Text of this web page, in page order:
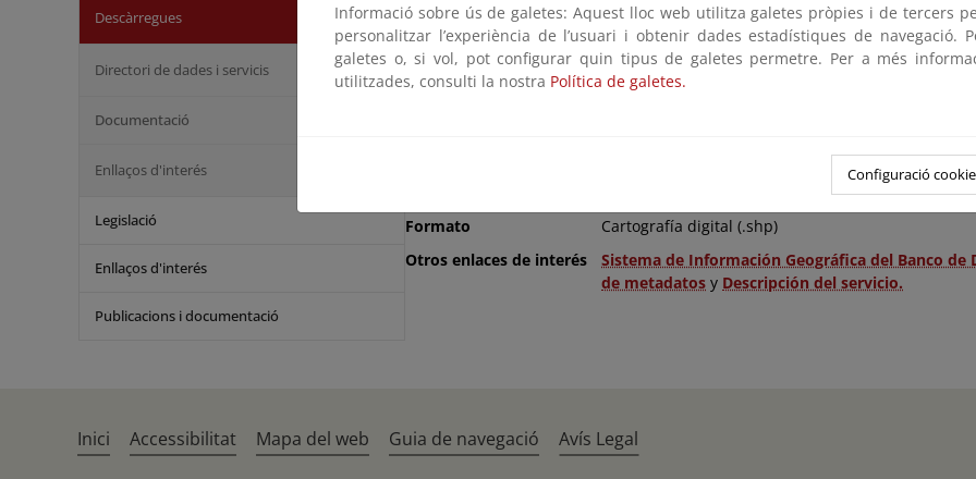
Descàrregues
Directori de dades i servicis
Documentació
Enllaços d'interés
Legislació
Enllaços d'interés
Publicacions i documentació
Condiciones
Esta información se puede usar de modo libre y
Transición Ecológica y el Reto Demográfico
manera: Fuente: «© Ministerio para la Transición
Ámbito
Nacional
Formato
Cartografía digital (.shp)
Otros enlaces de interés
Sistema de Información Geográfica del Banco de
de metadatos y Descripción del servicio.
Informació sobre ús de galetes: Aquest lloc web utilitza galetes pròpies i de tercers
personalitzar l’experiència de l’usuari i obtenir dades estadístiques de navegació.
galetes o, si vol, pot configurar quin tipus de galetes permetre. Per a més
utilitzades, consulti la nostra Política de galetes.
Configuració
Inici Accessibilitat Mapa del web Guia de navegació Avís Legal